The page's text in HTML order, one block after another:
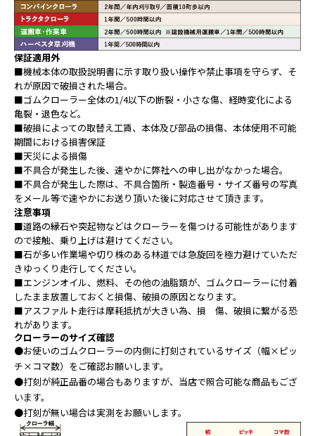
保証適用外
■機械本体の取扱説明書に示す取り扱い操作や禁止事項を守らず、そ
れが原因で破損された場合。
■ゴムクローラー全体の1/4以下の断裂・小さな傷、経時変化による
亀裂・退色など。
■破損によっての取替え工賃、本体及び部品の損傷、本体使用不可能
期間における損害保証
■天災による損傷
■不具合が発生した後、速やかに弊社への申し出がなかった場合。
■不具合が発生した際は、不具合箇所・製造番号・サイズ番号の写真
をメール等で速やかにお送り頂いた後に対応させて頂きます。
注意事項
■道路の縁石や突起物などはクローラーを傷つける可能性があります
ので接触、乗り上げは避けてください。
■石が多い作業場や切り株のある林道では急旋回を極力避けていただ
きゆっくり走行してください。
■エンジンオイル、燃料、その他の油脂類が、ゴムクローラーに付着
したまま放置しておくと損傷、破損の原因となります。
■アスファルト走行は摩耗抵抗が大きい為、損 傷、破損に繋がる恐
れがあります。
クローラーのサイズ確認
●お使いのゴムクローラーの内側に打刻されているサイズ（幅×ピッ
チ×コマ数）をご確認お願いします。
●打刻が純正品番の場合もありますが、当店で照合可能な商品もござ
います。
●打刻が無い場合は実測をお願いします。